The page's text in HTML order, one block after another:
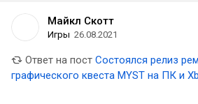
Майкл Скотт
Игры 26.08.2021
Ответ на пост Состоялся релиз
графического квеста MYST на ПК и